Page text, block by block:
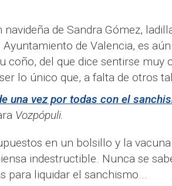
navideña de Sandra Gómez,
de Valencia, es
coño, del que dice sentirse muy
lo único que, a falta de otros
una vez por todas con el
Vozpópuli.
en un bolsillo y la
indestructible. Nunca se
para liquidar el sanchismo...